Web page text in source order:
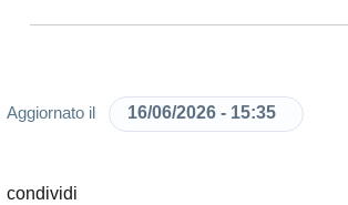
Aggiornato il 16/06/2026 - 15:35